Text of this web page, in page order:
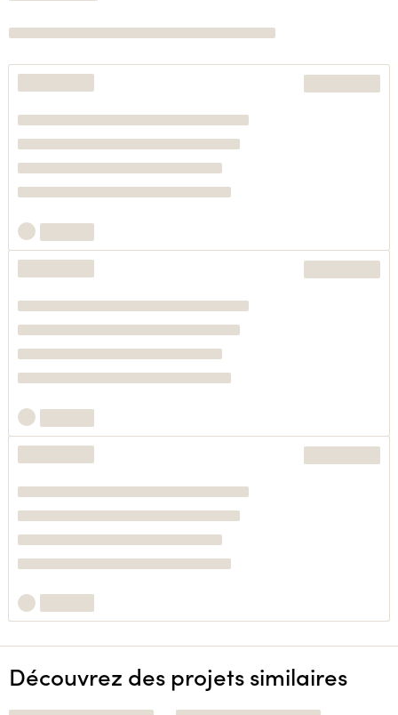
Découvrez des projets similaires